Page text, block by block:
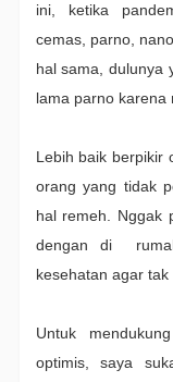
ini, ketika
cemas, parno,
hal sama, dulunya
lama parno karena
Lebih baik berpikir
orang yang tidak
hal remeh. Nggak
dengan di
kesehatan agar
Untuk
optimis, saya